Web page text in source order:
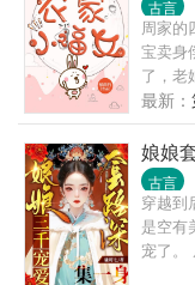
呀......
挑一个
着她笑
昭只觉
冰冷，
古言
周家的
宝卖身
了，老
统，带
子……
事。 “
你正好
亮，又
就想好
交流群
完结的
最新：
娘娘
古言
穿越到
是空有
宠了。